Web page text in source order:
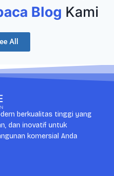
Blog Kami
All
berkualitas tinggi yang
dan inovatif untuk
komersial Anda